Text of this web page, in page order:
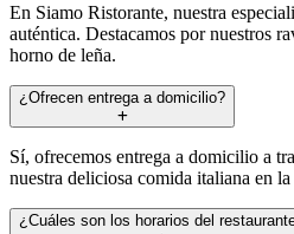
En Siamo Ristorante, nuestra
auténtica. Destacamos por nuestros
horno de leña.
¿Ofrecen entrega a domicilio?
Sí, ofrecemos entrega a domicilio a
nuestra deliciosa comida italiana en
¿Cuáles son los horarios del